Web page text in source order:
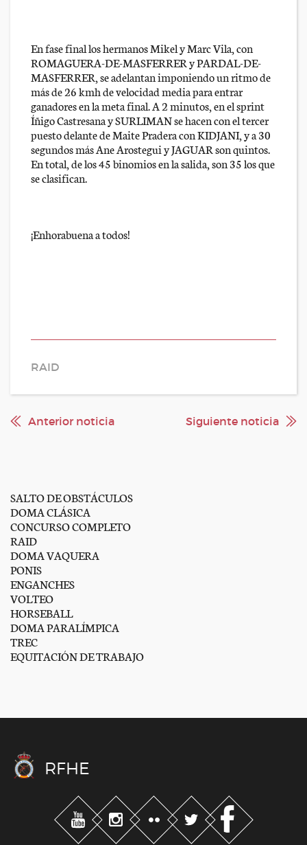
En fase final los hermanos Mikel y Marc Vila, con
ROMAGUERA-DE-MASFERRER y PARDAL-DE-
MASFERRER, se adelantan imponiendo un ritmo de
más de 26 kmh de velocidad media para entrar
ganadores en la meta final. A 2 minutos, en el sprint
Íñigo Castresana y SURLIMAN se hacen con el tercer
puesto delante de Maite Pradera con KIDJANI, y a 30
segundos más Ane Arostegui y JAGUAR son quintos.
En total, de los 45 binomios en la salida, son 35 los que
se clasifican.
¡Enhorabuena a todos!
RAID
Anterior noticia Siguiente noticia
SALTO DE OBSTÁCULOS
DOMA CLÁSICA
CONCURSO COMPLETO
RAID
DOMA VAQUERA
PONIS
ENGANCHES
VOLTEO
HORSEBALL
DOMA PARALÍMPICA
TREC
EQUITACIÓN DE TRABAJO
RFHE